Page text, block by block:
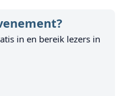
in en bereik lezers in